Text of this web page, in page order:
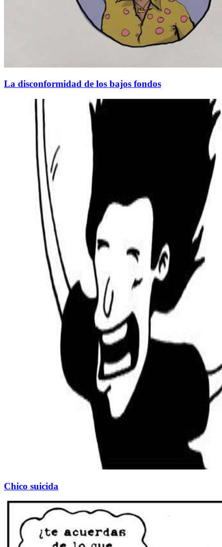
La disconformidad de los bajos fondos
Chico suicida